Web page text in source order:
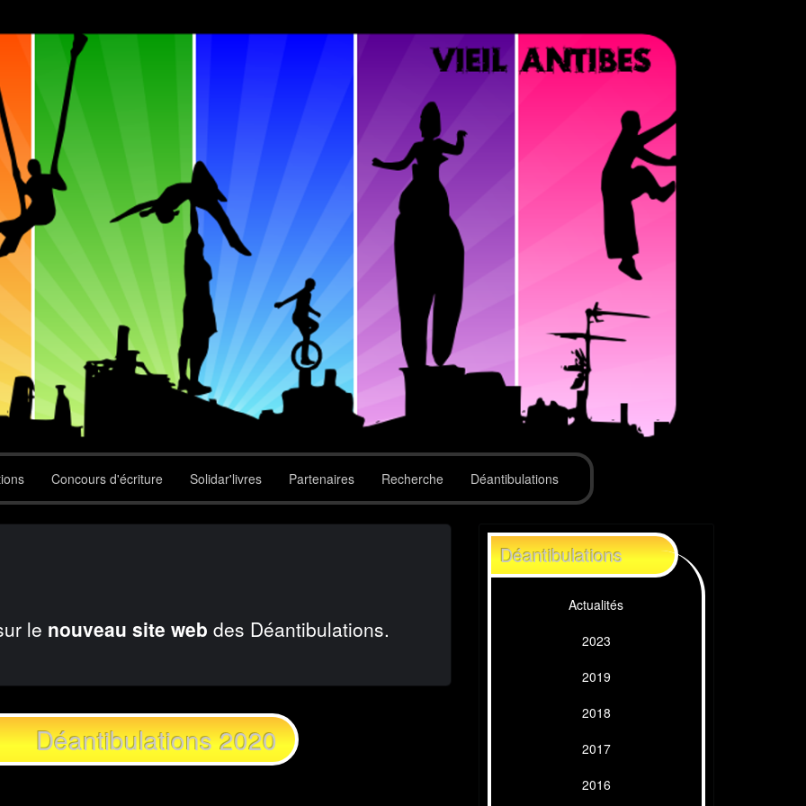
Concours d'écriture Solidar'livres Partenaires Recherche Déantibulations
le nouveau site web des Déantibulations.
Déantibulations 2020
Déantibulations
Actualités
2023
2019
2018
2017
2016